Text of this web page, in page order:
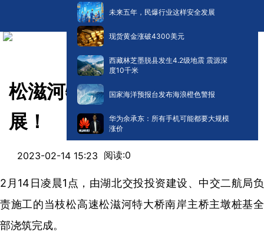
未来五年，民爆行业这样安全发展
现货黄金涨破4300美元
西藏林芝墨脱县发生4.2级地震 震源深
度10千米
国家海洋预报台发布海浪橙色警报
华为余承东：所有手机可能都要大规模
涨价
松滋河特大桥施工又有新进
展！
2023-02-14 15:23 阅读:0
2月14日凌晨1点，由湖北交投投资建设、中交二航局负
责施工的当枝松高速松滋河特大桥南岸主桥主墩桩基全
部浇筑完成。